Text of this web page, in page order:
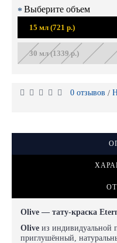
Выберите объем
15 мл (721 р.)
30 мл (1339 р.)
0 отзывов /
Olive — тату-краска
Olive из индивидуальной
приглушённый,